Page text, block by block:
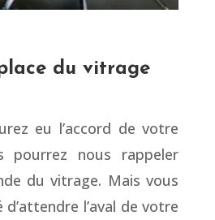
du vitrage
eu l’accord de votre
pourrez nous rappeler
du vitrage. Mais vous
d’attendre l’aval de votre